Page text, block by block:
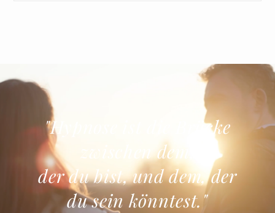
"Hypnose ist die Brücke
zwischen dem,
der du bist, und dem, der
du sein könntest."